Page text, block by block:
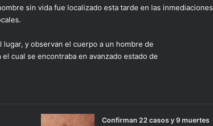
sin vida fue localizado esta tarde en las inmediaciones
y observan el cuerpo a un hombre de
cual se encontraba en avanzado estado de
Confirman 22 casos y 9 muertes